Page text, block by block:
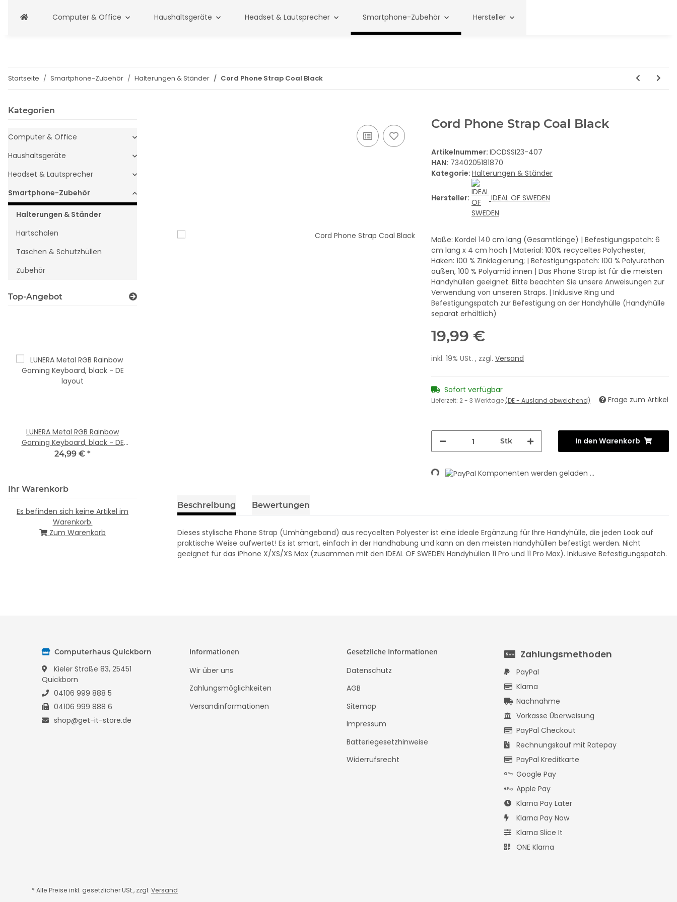
Computer & Office Haushaltsgeräte Headset & Lautsprecher Smartphone-Zubehör Hersteller
Startseite Smartphone-Zubehör Halterungen & Ständer Cord Phone Strap Coal Black
Cord Phone Strap Coal Black
Artikelnummer: IDCDSSI23-407
HAN: 7340205181870
Kategorie: Halterungen & Ständer
Hersteller: IDEAL OF SWEDEN
Maße: Kordel 140 cm lang (Gesamtlänge) | Befestigungspatch: 6
cm lang x 4 cm hoch | Material: 100% recyceltes Polychester;
Haken: 100 % Zinklegierung; | Befestigungspatch: 100 % Polyurethan
außen, 100 % Polyamid innen | Das Phone Strap ist für die meisten
Handyhüllen geeignet. Bitte beachten Sie unsere Anweisungen zur
Verwendung von unseren Straps. | Inklusive Ring und
Befestigungspatch zur Befestigung an der Handyhülle (Handyhülle
separat erhältlich)
19,99 €
inkl. 19% USt. , zzgl. Versand
Sofort verfügbar
Lieferzeit: 2 - 3 Werktage (DE - Ausland abweichend) Frage zum Artikel
Stk In den Warenkorb
Loading... Komponenten werden geladen ...
Beschreibung Bewertungen
Dieses stylische Phone Strap (Umhängeband) aus recycelten Polyester ist eine ideale Ergänzung für Ihre Handyhülle, die jeden Look auf
praktische Weise aufwertet! Es ist smart, einfach in der Handhabung und kann an den meisten Handyhüllen befestigt werden. Nicht
geeignet für das iPhone X/XS/XS Max (zusammen mit den IDEAL OF SWEDEN Handyhüllen 11 Pro und 11 Pro Max). Inklusive Befestigungspatch.
Kategorien
Computer & Office
Haushaltsgeräte
Headset & Lautsprecher
Smartphone-Zubehör
Halterungen & Ständer
Hartschalen
Taschen & Schutzhüllen
Zubehör
Top-Angebot
LUNERA Metal RGB Rainbow
Gaming Keyboard, black - DE
layout
24,99 € *
KAPPA Mouse - USB, black
6,99 € *
VOLITY READY Streaming Starter
Set
79,99 €*
Ihr Warenkorb
Es befinden sich keine Artikel im
Warenkorb.
Zum Warenkorb
Computerhaus Quickborn
Kieler Straße 83, 25451
Quickborn
04106 999 888 5
04106 999 888 6
shop@get-it-store.de
Informationen
Wir über uns
Zahlungsmöglichkeiten
Versandinformationen
Gesetzliche Informationen
Datenschutz
AGB
Sitemap
Impressum
Batteriegesetzhinweise
Widerrufsrecht
Zahlungsmethoden
PayPal
Klarna
Nachnahme
Vorkasse Überweisung
PayPal Checkout
Rechnungskauf mit Ratepay
PayPal Kreditkarte
Google Pay
Apple Pay
Klarna Pay Later
Klarna Pay Now
Klarna Slice It
ONE Klarna
* Alle Preise inkl. gesetzlicher USt., zzgl. Versand